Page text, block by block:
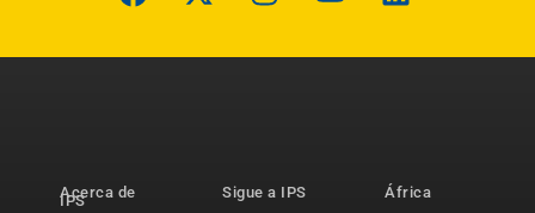
Acerca de
IPS
Sigue a IPS
África